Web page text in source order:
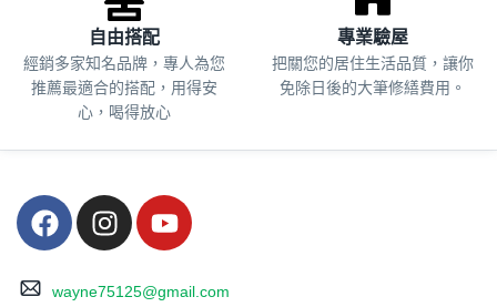
自由搭配
經銷多家知名品牌，專人為您
推薦最適合的搭配，用得安
心，喝得放心
專業驗屋
把關您的居住生活品質， 讓你
免除日後的大筆修繕費用。
wayne75125@gmail.com